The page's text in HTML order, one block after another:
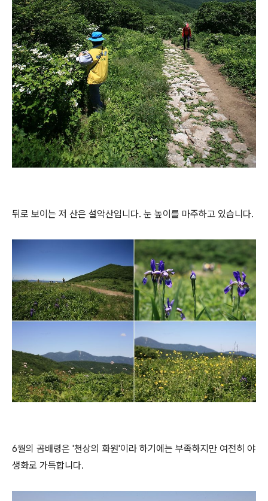
뒤로 보이는 저 산은 설악산입니다. 눈 높이를 마주하고 있습니다.
6월의 곰배령은 '천상의 화원'이라 하기에는 부족하지만 여전히 야
생화로 가득합니다.